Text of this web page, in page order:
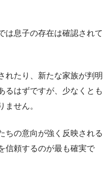
は息子の存在は確認されて
れたり、新たな家族が判明
るはずですが、少なくとも
ません。
ちの意向が強く反映される
信頼するのが最も確実で